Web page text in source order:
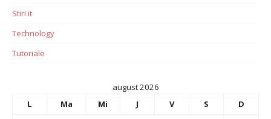
Stiri it
Technology
Tutoriale
august 2026
L
Ma Mi J V S
D